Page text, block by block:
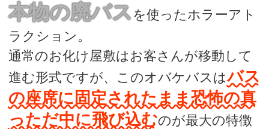
本物の廃バスを使ったホラーアト
ラクション。
通常のお化け屋敷はお客さんが移動して
進む形式ですが、このオバケバスはバス
の座席に固定されたまま恐怖の真
っただ中に飛び込むのが最大の特徴